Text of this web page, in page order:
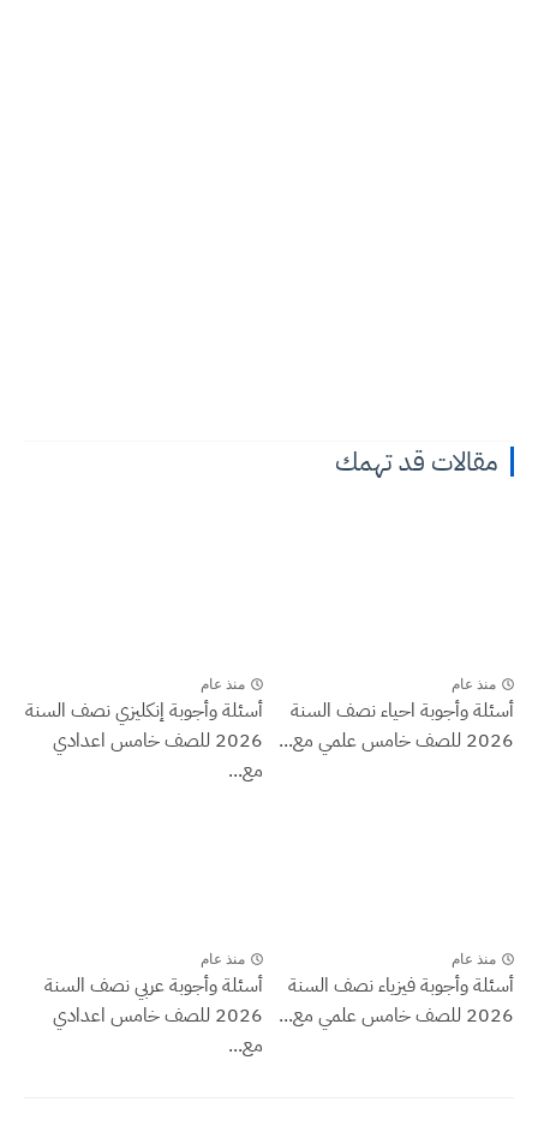
مقالات قد تهمك
منذ عام
أسئلة وأجوبة احياء نصف السنة
2026 للصف خامس علمي مع...
منذ عام
أسئلة وأجوبة إنكليزي نصف السنة
2026 للصف خامس اعدادي
مع...
منذ عام
أسئلة وأجوبة فيزياء نصف السنة
2026 للصف خامس علمي مع...
منذ عام
أسئلة وأجوبة عربي نصف السنة
2026 للصف خامس اعدادي
مع...